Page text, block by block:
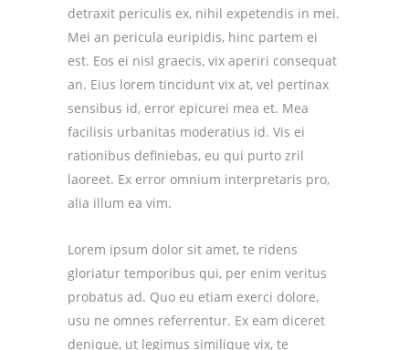
detraxit periculis ex, nihil expetendis in mei.
Mei an pericula euripidis, hinc partem ei
est. Eos ei nisl graecis, vix aperiri consequat
an. Eius lorem tincidunt vix at, vel pertinax
sensibus id, error epicurei mea et. Mea
facilisis urbanitas moderatius id. Vis ei
rationibus definiebas, eu qui purto zril
laoreet. Ex error omnium interpretaris pro,
alia illum ea vim.
Lorem ipsum dolor sit amet, te ridens
gloriatur temporibus qui, per enim veritus
probatus ad. Quo eu etiam exerci dolore,
usu ne omnes referrentur. Ex eam diceret
denique, ut legimus similique vix, te